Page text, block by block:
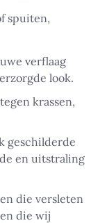
spuiten,
verflaag
look.
krassen,
geschilderde
en uitstraling
die versleten
die wij